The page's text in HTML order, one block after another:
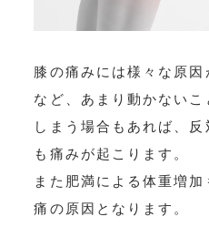
膝の痛みには様々な原
など、あまり動かないこ
しまう場合もあれば、
も痛みが起こります。
また肥満による体重増
痛の原因となります。